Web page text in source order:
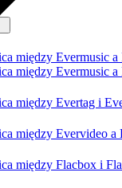
między Evermusic
między Evermusic
między Evertag i
między Evervideo a
między Flacbox i